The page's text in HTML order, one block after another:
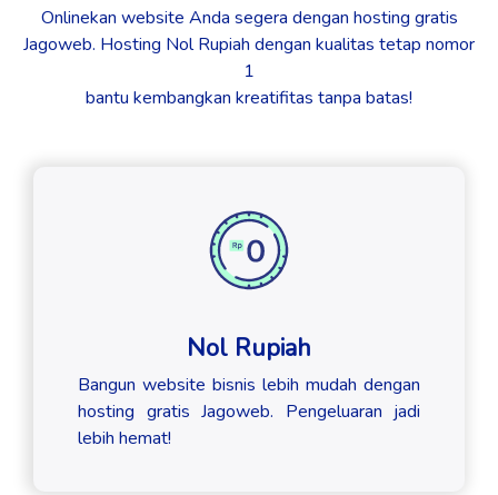
Onlinekan website Anda segera dengan hosting gratis
Jagoweb. Hosting Nol Rupiah dengan kualitas tetap nomor
1
bantu kembangkan kreatifitas tanpa batas!
Nol Rupiah
Bangun website bisnis lebih mudah dengan
hosting gratis Jagoweb. Pengeluaran jadi
lebih hemat!